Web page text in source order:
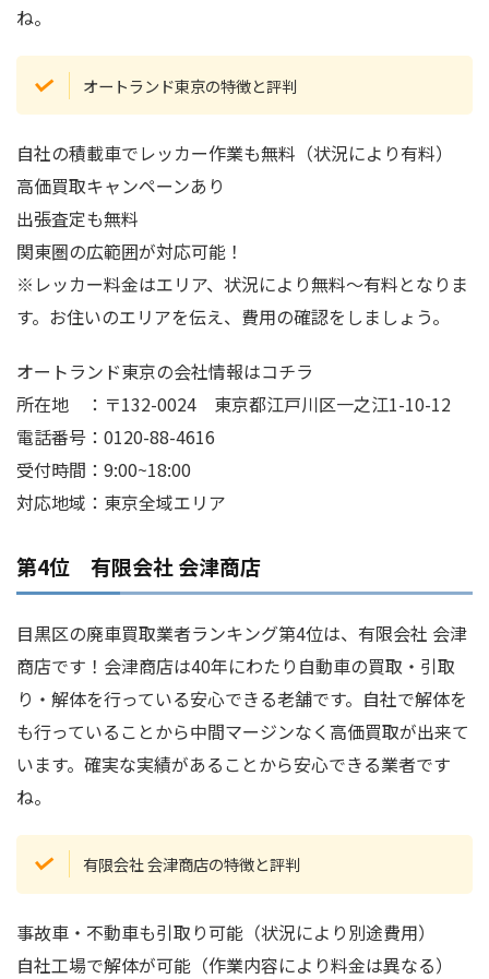
ね。
オートランド東京の特徴と評判
自社の積載車でレッカー作業も無料（状況により有料）
高価買取キャンペーンあり
出張査定も無料
関東圏の広範囲が対応可能！
※レッカー料金はエリア、状況により無料～有料となりま
す。お住いのエリアを伝え、費用の確認をしましょう。
オートランド東京の会社情報はコチラ
所在地 ：〒132-0024 東京都江戸川区一之江1-10-12
電話番号：0120-88-4616
受付時間：9:00~18:00
対応地域：東京全域エリア
第4位 有限会社 会津商店
目黒区の廃車買取業者ランキング第4位は、有限会社 会津
商店です！会津商店は40年にわたり自動車の買取・引取
り・解体を行っている安心できる老舗です。自社で解体を
も行っていることから中間マージンなく高価買取が出来て
います。確実な実績があることから安心できる業者です
ね。
有限会社 会津商店の特徴と評判
事故車・不動車も引取り可能（状況により別途費用）
自社工場で解体が可能（作業内容により料金は異なる）